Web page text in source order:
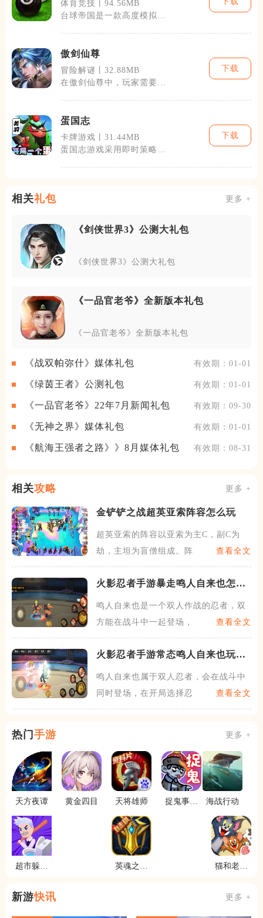
体育竞技丨94.56MB
台球帝国是一款高度模拟真
傲剑仙尊
冒险解谜丨32.88MB
在傲剑仙尊中，玩家需要通
下载
蛋国志
卡牌游戏丨31.44MB
蛋国志游戏采用即时策略和
下载
相关礼包 更多 +
《剑侠世界3》公测大礼包
《剑侠世界3》公测大礼包
《一品官老爷》全新版本礼包
《一品官老爷》全新版本礼包
《战双帕弥什》媒体礼包 有效期：01-01
《绿茵王者》公测礼包 有效期：01-01
《一品官老爷》22年7月新闻礼包 有效期：09-30
《无神之界》媒体礼包 有效期：01-01
《航海王强者之路》》8月媒体礼包 有效期：08-31
相关攻略 更多 +
金铲铲之战超英亚索阵容怎么玩
超英亚索的阵容以亚索为主C，副C为
劫，主坦为盲僧组成。阵容需
查看全文
火影忍者手游暴走鸣人自来也怎么
鸣人自来也是一个双人作战的忍者，双
方能在战斗中一起登场，技能
查看全文
火影忍者手游常态鸣人自来也玩法
鸣人自来也属于双人忍者，会在战斗中
同时登场，在开局选择忍者的
查看全文
热门 手游 更多 +
天方夜谭 黄金四目 天将雄师
捉鬼事务
海战行动
超市躲猫
英魂之刃
猫和老鼠
新游快讯 更多 +